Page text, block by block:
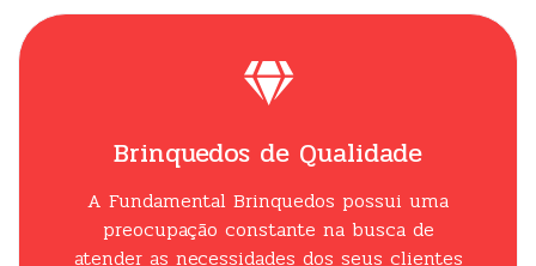
Brinquedos de Qualidade
A Fundamental Brinquedos possui uma
preocupação constante na busca de
atender as necessidades dos seus clientes